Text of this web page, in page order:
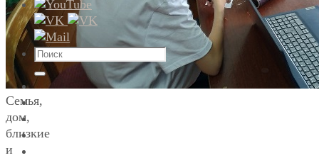
Семья,
дом,
близкие
и
Что
искать:
Поиск